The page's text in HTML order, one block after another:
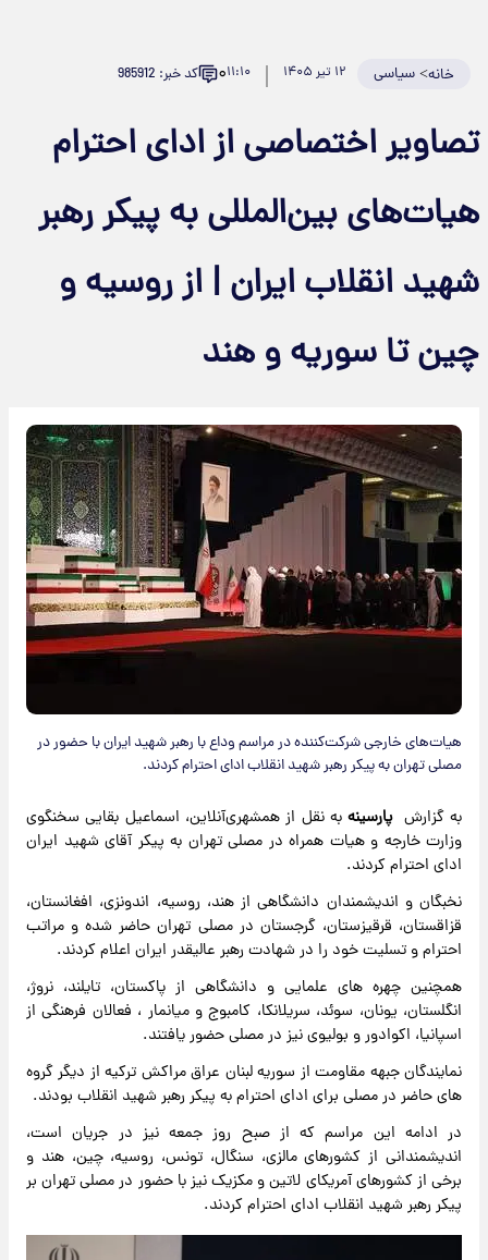
خانه>سیاسی ۱۲ تیر ۱۴۰۵ ۱۱:۱۰۰ کد خبر: 985912
تصاویر اختصاصی از ادای احترام
هیات‌های بین‌المللی به پیکر رهبر
شهید انقلاب ایران | از روسیه و
چین تا سوریه و هند
هیات‌های خارجی شرکت‌کننده در مراسم وداع با رهبر شهید ایران با حضور در
مصلی تهران به پیکر رهبر شهید انقلاب ادای احترام کردند.
به گزارشپارسینهبه نقل از همشهری‌آنلاین، اسماعیل بقایی سخنگوی
وزارت خارجه و هیات همراه در مصلی تهران به پیکر آقای شهید ایران
ادای احترام کردند.
نخبگان و اندیشمندان دانشگاهی از هند، روسیه، اندونزی، افغانستان،
قزاقستان، قرقیزستان، گرجستان در مصلی تهران حاضر شده و مراتب
احترام و تسلیت خود را در شهادت رهبر عالیقدر ایران اعلام کردند.
همچنین چهره های علمایی و دانشگاهی از پاکستان، تایلند، نروژ،
انگلستان، یونان، سوئد، سریلانکا، کامبوج و میانمار ، فعالان فرهنگی از
اسپانیا، اکوادور و بولیوی نیز در مصلی حضور یافتند.
نمایندگان جبهه مقاومت از سوریه لبنان عراق مراکش ترکیه از دیگر گروه
های حاضر در مصلی برای ادای احترام به پیکر رهبر شهید انقلاب بودند.
در ادامه این مراسم که از صبح روز جمعه نیز در جریان است،
اندیشمندانی از کشورهای مالزی، سنگال، تونس، روسیه، چین، هند و
برخی از کشورهای آمریکای لاتین و مکزیک نیز با حضور در مصلی تهران بر
پیکر رهبر شهید انقلاب ادای احترام کردند.